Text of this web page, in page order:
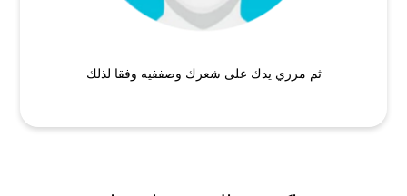
ثم مرري يدك على شعرك وصففيه وفقا لذلك